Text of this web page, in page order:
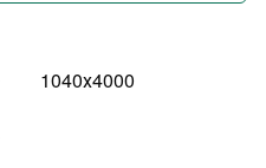
1040х4000